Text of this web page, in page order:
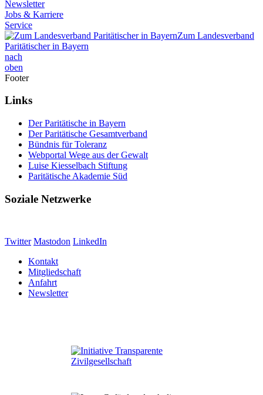
Newsletter
Jobs & Karriere
Service
Zum Landesverband
Paritätischer in Bayern
nach
oben
Footer
Links
Der Paritätische in Bayern
Der Paritätische Gesamtverband
Bündnis für Toleranz
Webportal Wege aus der Gewalt
Luise Kiesselbach Stiftung
Paritätische Akademie Süd
Soziale Netzwerke
Twitter Mastodon LinkedIn
Kontakt
Mitgliedschaft
Anfahrt
Newsletter